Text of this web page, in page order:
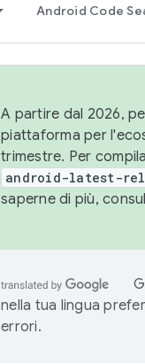
Android Code
A partire dal 2026,
piattaforma per
trimestre. Per
android-latest-
saperne di più,
nella tua lingua
errori.